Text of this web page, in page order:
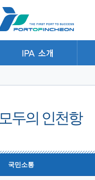
모두의 인천항
국민소통